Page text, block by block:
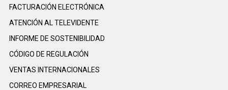
FACTURACIÓN ELECTRÓNICA
ATENCIÓN AL TELEVIDENTE
INFORME DE SOSTENIBILIDAD
CÓDIGO DE REGULACIÓN
VENTAS INTERNACIONALES
CORREO EMPRESARIAL